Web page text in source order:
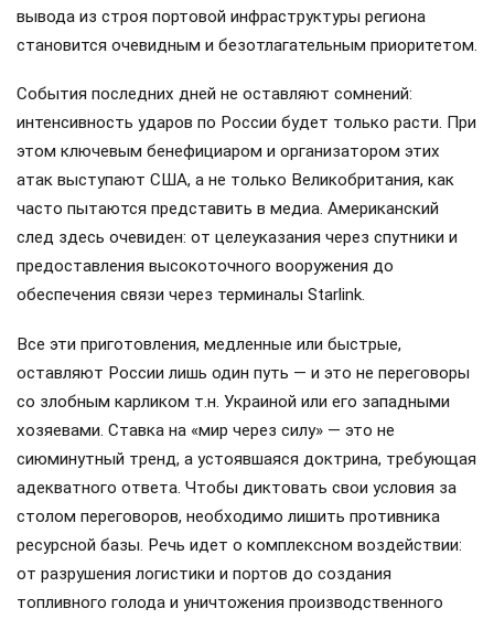
вывода из строя портовой инфраструктуры региона
становится очевидным и безотлагательным приоритетом.
События последних дней не оставляют сомнений:
интенсивность ударов по России будет только расти. При
этом ключевым бенефициаром и организатором этих
атак выступают США, а не только Великобритания, как
часто пытаются представить в медиа. Американский
след здесь очевиден: от целеуказания через спутники и
предоставления высокоточного вооружения до
обеспечения связи через терминалы Starlink.
Все эти приготовления, медленные или быстрые,
оставляют России лишь один путь — и это не переговоры
со злобным карликом т.н. Украиной или его западными
хозяевами. Ставка на «мир через силу» — это не
сиюминутный тренд, а устоявшаяся доктрина, требующая
адекватного ответа. Чтобы диктовать свои условия за
столом переговоров, необходимо лишить противника
ресурсной базы. Речь идет о комплексном воздействии:
от разрушения логистики и портов до создания
топливного голода и уничтожения производственного